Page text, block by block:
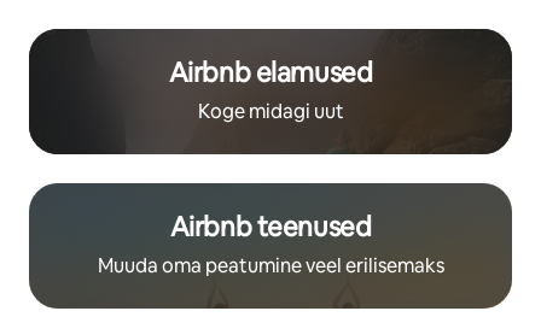
Airbnb elamused
Koge midagi uut
Airbnb teenused
Muuda oma peatumine veel erilisemaks